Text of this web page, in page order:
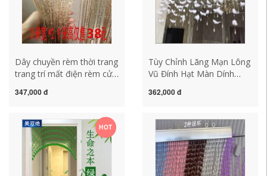
Dây chuyền rèm thời trang
trang trí mất điện rèm cửa
rèm hạt treo rèm hiên cửa
rèm gỗ hạt tròn
347,000 đ
Tùy Chỉnh Lãng Mạn Lông
Vũ Đính Hạt Màn Dính
Vùng Hiên Cửa Sổ Trần
Trắng mành cửa hạt gỗ
362,000 đ
HOT